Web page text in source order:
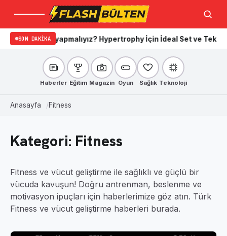
Menü Ara
SON DAKIKA
Hypertrophy İçin İdeal Set ve Tekrar SayılarıApple
Haberler Eğitim Magazin Oyun Sağlık Teknoloji
Anasayfa Fitness
Kategori: Fitness
Fitness ve vücut geliştirme ile sağlıklı ve güçlü bir
vücuda kavuşun! Doğru antrenman, beslenme ve
motivasyon ipuçları için haberlerimize göz atın. Türk
Fitness ve vücut geliştirme haberleri burada.